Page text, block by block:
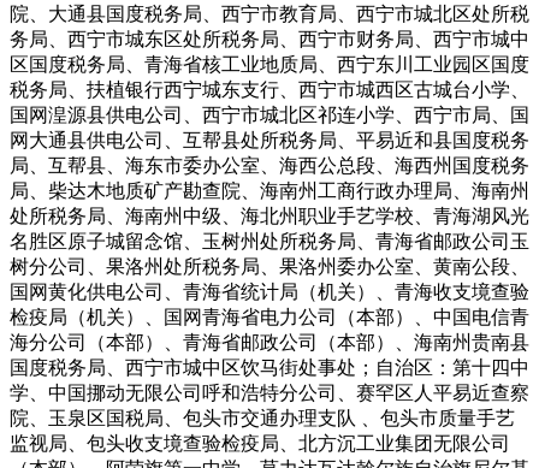
院、大通县国度税务局、西宁市教育局、西宁市城北区处所税
务局、西宁市城东区处所税务局、西宁市财务局、西宁市城中
区国度税务局、青海省核工业地质局、西宁东川工业园区国度
税务局、扶植银行西宁城东支行、西宁市城西区古城台小学、
国网湟源县供电公司、西宁市城北区祁连小学、西宁市局、国
网大通县供电公司、互帮县处所税务局、平易近和县国度税务
局、互帮县、海东市委办公室、海西公总段、海西州国度税务
局、柴达木地质矿产勘查院、海南州工商行政办理局、海南州
处所税务局、海南州中级、海北州职业手艺学校、青海湖风光
名胜区原子城留念馆、玉树州处所税务局、青海省邮政公司玉
树分公司、果洛州处所税务局、果洛州委办公室、黄南公段、
国网黄化供电公司、青海省统计局（机关）、青海收支境查验
检疫局（机关）、国网青海省电力公司（本部）、中国电信青
海分公司（本部）、青海省邮政公司（本部）、海南州贵南县
国度税务局、西宁市城中区饮马街处事处；自治区：第十四中
学、中国挪动无限公司呼和浩特分公司、赛罕区人平易近查察
院、玉泉区国税局、包头市交通办理支队 、包头市质量手艺
监视局、包头收支境查验检疫局、北方沉工业集团无限公司